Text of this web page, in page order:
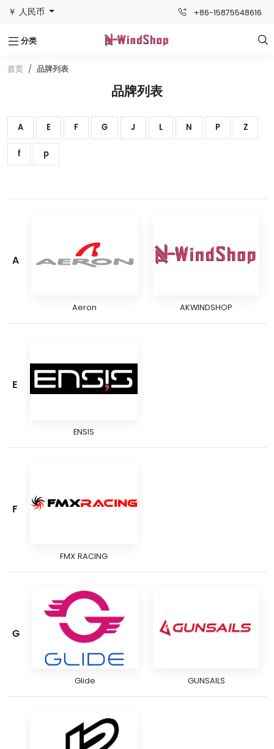
￥ 人民币 +86-15875548616
分类 
首页 品牌列表
品牌列表
A E F G J L N P Z
f p
A
Aeron AKWINDSHOP
E
ENSIS
F
FMX RACING
G
Glide GUNSAILS